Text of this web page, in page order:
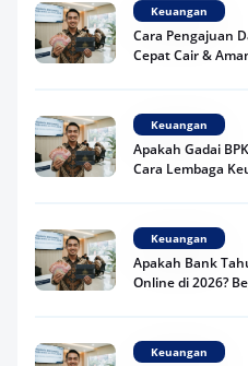
Keuangan
Cara Pengajuan
Cepat Cair &
Keuangan
Apakah Gadai
Cara Lembaga
Keuangan
Apakah Bank
Online di 2026?
Keuangan